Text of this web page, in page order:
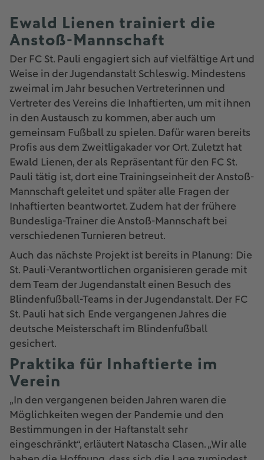
Ewald Lienen trainiert die
Anstoß-Mannschaft
Der FC St. Pauli engagiert sich auf vielfältige Art und
Weise in der Jugendanstalt Schleswig. Mindestens
zweimal im Jahr besuchen Vertreterinnen und
Vertreter des Vereins die Inhaftierten, um mit ihnen
in den Austausch zu kommen, aber auch um
gemeinsam Fußball zu spielen. Dafür waren bereits
Profis aus dem Zweitligakader vor Ort. Zuletzt hat
Ewald Lienen, der als Repräsentant für den FC St.
Pauli tätig ist, dort eine Trainingseinheit der Anstoß-
Mannschaft geleitet und später alle Fragen der
Inhaftierten beantwortet. Zudem hat der frühere
Bundesliga-Trainer die Anstoß-Mannschaft bei
verschiedenen Turnieren betreut.
Auch das nächste Projekt ist bereits in Planung: Die
St. Pauli-Verantwortlichen organisieren gerade mit
dem Team der Jugendanstalt einen Besuch des
Blindenfußball-Teams in der Jugendanstalt. Der FC
St. Pauli hat sich Ende vergangenen Jahres die
deutsche Meisterschaft im Blindenfußball
gesichert.
Praktika für Inhaftierte im
Verein
„In den vergangenen beiden Jahren waren die
Möglichkeiten wegen der Pandemie und den
Bestimmungen in der Haftanstalt sehr
eingeschränkt“, erläutert Natascha Clasen. „Wir alle